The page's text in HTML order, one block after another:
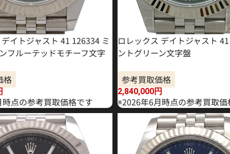
イトジャスト 41 126334 ミ
フルーテッドモチーフ文字
格
点の参考買取価格です
ロレックス デイトジャスト
ントグリーン文字盤
参考買取価格
2,840,000円
※2026年6月時点の参考買取価